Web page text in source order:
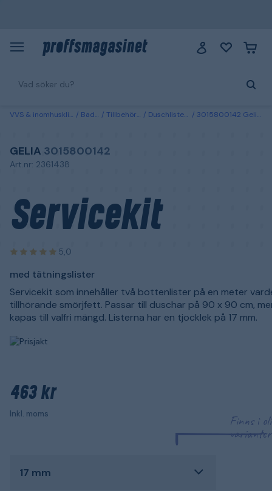
VVS & inomhusklimat Badrum Tillbehör duschar Duschlister & duschsarger 3015800142 Gelia Servicekit med tätningslister 17 mm
GELIA 3015800142
Art.nr: 2361438
Servicekit
5,0
med tätningslister
Servicekit som innehåller två bottenlister på en meter
tillhörande smörjfett. Passar till duschar på 90 x 90 cm,
kapas till valfri mängd. Listerna har en tjocklek på 17 mm.
463 kr
Inkl. moms
Finns i
varianter
17 mm